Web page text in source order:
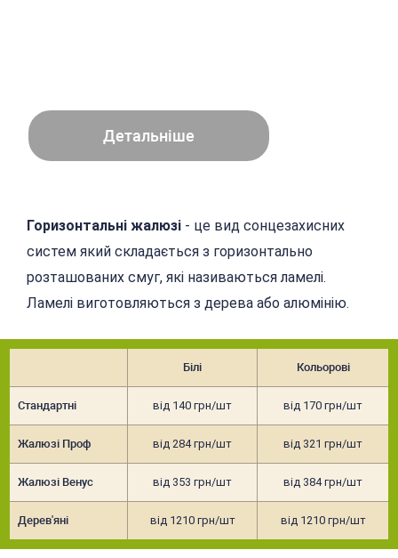
Детальніше
Горизонтальні жалюзі - це вид сонцезахисних
систем який складається з горизонтально
розташованих смуг, які називаються ламелі.
Ламелі виготовляються з дерева або алюмінію.
Білі Кольорові
Стандартні від 140 грн/шт від 170 грн/шт
Жалюзі Проф від 284 грн/шт від 321 грн/шт
Жалюзі Венус від 353 грн/шт від 384 грн/шт
Дерев'яні від 1210 грн/шт від 1210 грн/шт